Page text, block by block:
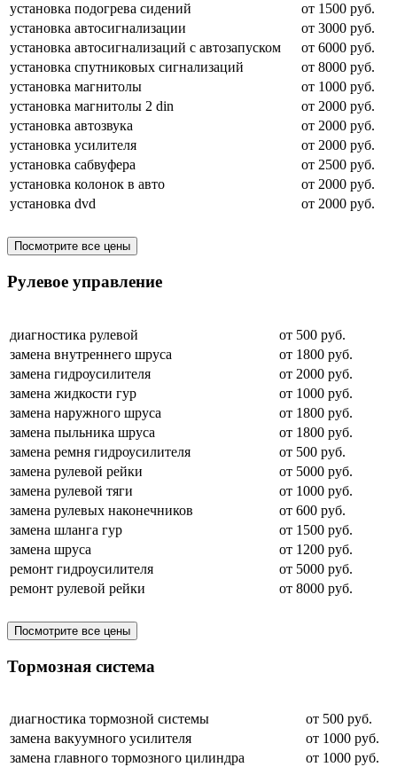
установка подогрева сидений
от 1500 руб.
установка автосигнализации
от 3000 руб.
установка автосигнализаций с автозапуском
от 6000 руб.
установка спутниковых сигнализаций
от 8000 руб.
установка магнитолы
от 1000 руб.
установка магнитолы 2 din
от 2000 руб.
установка автозвука
от 2000 руб.
установка усилителя
от 2000 руб.
установка сабвуфера
от 2500 руб.
установка колонок в авто
от 2000 руб.
установка dvd
от 2000 руб.
Посмотрите все цены
Рулевое управление
диагностика рулевой
от 500 руб.
замена внутреннего шруса
от 1800 руб.
замена гидроусилителя
от 2000 руб.
замена жидкости гур
от 1000 руб.
замена наружного шруса
от 1800 руб.
замена пыльника шруса
от 1800 руб.
замена ремня гидроусилителя
от 500 руб.
замена рулевой рейки
от 5000 руб.
замена рулевой тяги
от 1000 руб.
замена рулевых наконечников
от 600 руб.
замена шланга гур
от 1500 руб.
замена шруса
от 1200 руб.
ремонт гидроусилителя
от 5000 руб.
ремонт рулевой рейки
от 8000 руб.
Посмотрите все цены
Тормозная система
диагностика тормозной системы
от 500 руб.
замена вакуумного усилителя
от 1000 руб.
замена главного тормозного цилиндра
от 1000 руб.